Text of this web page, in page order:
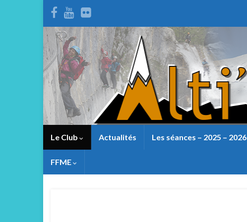
Le Club Actualités Les séances – 2025 – 2026
FFME